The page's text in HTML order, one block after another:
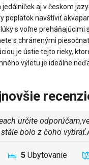
aj v českom
poplatok navštíviť
s voľne
s chránenými
je ústie tejto rieky,
výletu je ideálne
určite
bolo z čoho
5 Ubytovanie